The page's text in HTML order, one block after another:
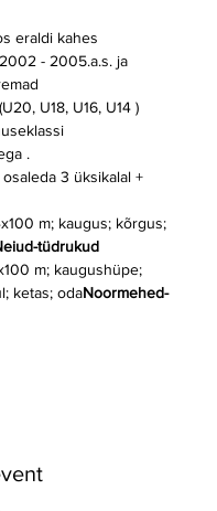
eraldi kahes
- 2005.a.s. ja
U18, U16, U14 )
.
3 üksikalal +
tüdrukud
m; kaugushüpe;
ketas; odaNoormehed-